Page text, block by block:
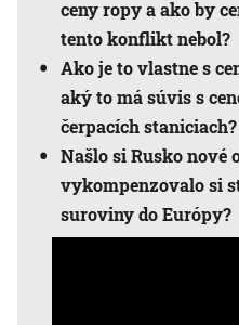
ceny ropy a ako by
tento konflikt nebol?
Ako je to vlastne s
aký to má súvis s
čerpacích staniciach?
Našlo si Rusko nové
vykompenzovalo si
suroviny do Európy?